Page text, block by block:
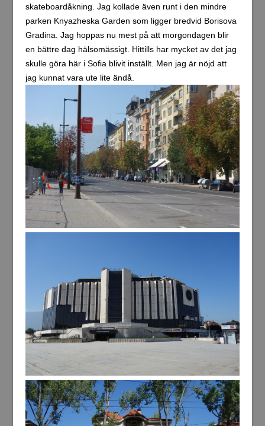
skateboardåkning. Jag kollade även runt i den mindre
parken Knyazheska Garden som ligger bredvid Borisova
Gradina. Jag hoppas nu mest på att morgondagen blir
en bättre dag hälsomässigt. Hittills har mycket av det jag
skulle göra här i Sofia blivit inställt. Men jag är nöjd att
jag kunnat vara ute lite ändå.